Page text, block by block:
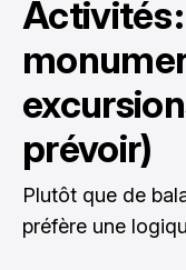
Activités
prévoir)
Plutôt que de
préfère une